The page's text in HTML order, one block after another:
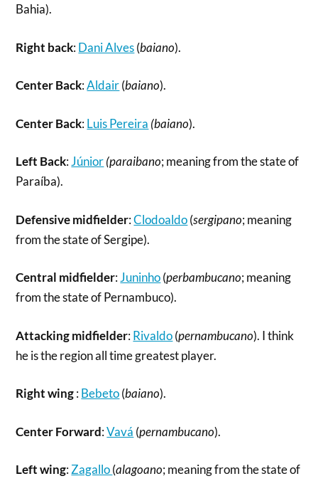
Bahia).
Right back:Dani Alves(baiano).
Center Back:Aldair(baiano).
Center Back:Luis Pereira (baiano).
Left Back:Júnior(paraibano; meaning from the state of
Paraíba).
Defensive midfielder:Clodoaldo(sergipano; meaning
from the state of Sergipe).
Central midfielder:Juninho(perbambucano; meaning
from the state of Pernambuco).
Attacking midfielder:Rivaldo(pernambucano). I think
he is the region all time greatest player.
Right wing:Bebeto(baiano).
Center Forward:Vavá (pernambucano).
Left wing:Zagallo(alagoano; meaning from the state of